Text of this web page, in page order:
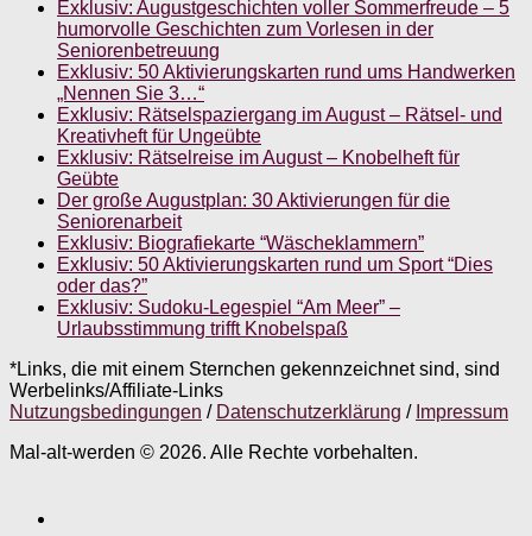
Exklusiv: Augustgeschichten voller Sommerfreude – 5
humorvolle Geschichten zum Vorlesen in der
Seniorenbetreuung
Exklusiv: 50 Aktivierungskarten rund ums Handwerken
„Nennen Sie 3…“
Exklusiv: Rätselspaziergang im August – Rätsel- und
Kreativheft für Ungeübte
Exklusiv: Rätselreise im August – Knobelheft für
Geübte
Der große Augustplan: 30 Aktivierungen für die
Seniorenarbeit
Exklusiv: Biografiekarte “Wäscheklammern”
Exklusiv: 50 Aktivierungskarten rund um Sport “Dies
oder das?”
Exklusiv: Sudoku-Legespiel “Am Meer” –
Urlaubsstimmung trifft Knobelspaß
*Links, die mit einem Sternchen gekennzeichnet sind, sind
Werbelinks/Affiliate-Links
Nutzungsbedingungen / Datenschutzerklärung / Impressum
Mal-alt-werden © 2026. Alle Rechte vorbehalten.